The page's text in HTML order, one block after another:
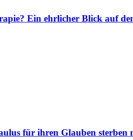
Ein ehrlicher Blick auf
für ihren Glauben sterben